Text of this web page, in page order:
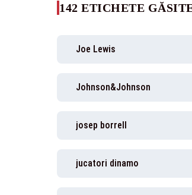
142 ETICHETE
Joe Lewis
Johnson&Johnson
josep borrell
jucatori dinamo